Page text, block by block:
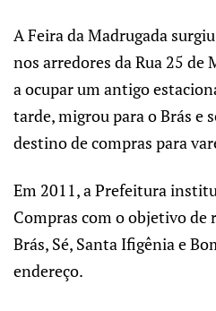
A Feira da Madrugada
nos arredores da Rua 25 de
a ocupar um antigo
tarde, migrou para o Brás e
destino de compras para
Em 2011, a Prefeitura
Compras com o objetivo
Brás, Sé, Santa Ifigênia e
endereço.